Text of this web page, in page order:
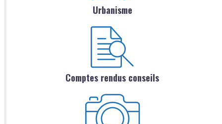
Urbanisme
Comptes rendus conseils